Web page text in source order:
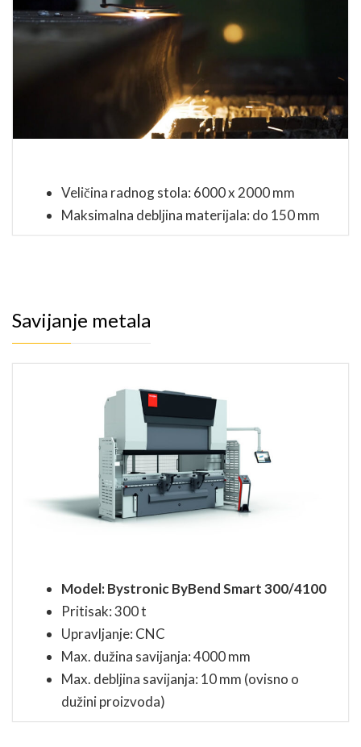
Veličina radnog stola: 6000 x 2000 mm
Maksimalna debljina materijala: do 150 mm
Savijanje metala
Model: Bystronic ByBend Smart 300/4100
Pritisak: 300 t
Upravljanje: CNC
Max. dužina savijanja: 4000 mm
Max. debljina savijanja: 10 mm (ovisno o
dužini proizvoda)